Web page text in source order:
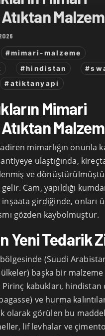
#mimari-malzeme
#hindistan
#atiktanyapi
Mimari
mimarlığın onunla
ulaştığında,
ve
Cam, yapıldığı
girdiğinde, onları
gözden kaybolmuştur.
Yeni Tedarik
(Suudi
başka bir
kabukları, hindistan
ve hurma
olarak görülen bu
lif levhalar ve